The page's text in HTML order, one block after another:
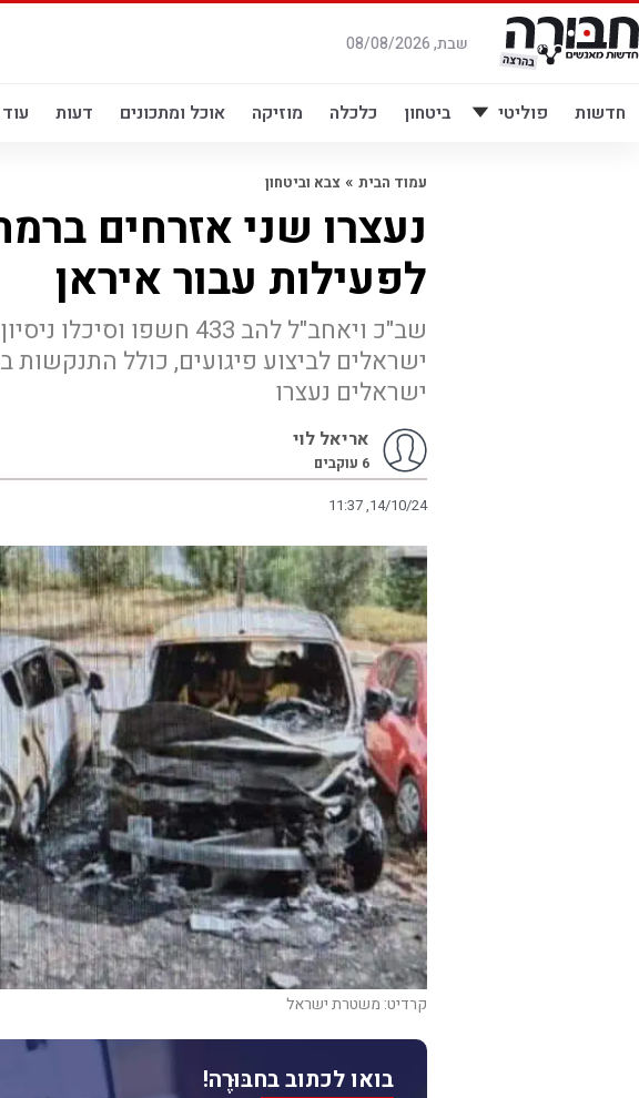
דלג
לתוכן
שבת, 08/08/2026
חדשות פוליטי ביטחון כלכלה מוזיקה אוכל ומתכונים דעות עוד
עמוד הבית » צבא וביטחון
נעצרו שני אזרחים
לפעילות עבור איראן
שב"כ ויאחב"ל להב 433 חשפו
ישראלים לביצוע פיגועים, כולל התנקשות
ישראלים נעצרו
אריאל לוי
6 עוקבים
11:37 ,14/10/24
קרדיט: משטרת ישראל
בואו לכתוב בחבּוּרֶה!